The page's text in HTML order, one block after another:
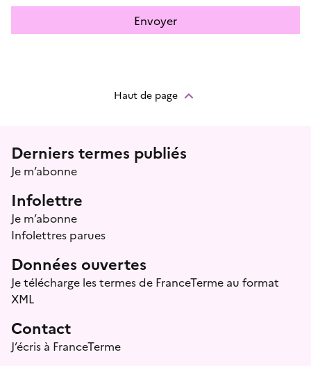
Envoyer
Haut de page
Menu prefooter
Derniers termes publiés
Je m’abonne
Infolettre
Je m’abonne
Infolettres parues
Données ouvertes
Je télécharge les termes de FranceTerme au format
XML
Contact
J’écris à FranceTerme